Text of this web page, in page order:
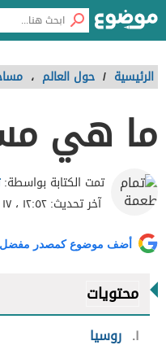
الرئيسية / حول العالم ،
ما هي
تمت الكتابة بواسطة:
آخر تحديث:١٢:٥٢ ، ١٧ أغسطس ٢٠٢٣
أضف موضوع كمصدر
محتويات
١ روسيا